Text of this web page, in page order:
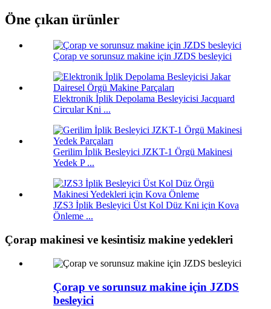
Öne çıkan ürünler
Çorap ve sorunsuz makine için JZDS besleyici
Elektronik İplik Depolama Besleyicisi Jacquard
Circular Kni ...
Gerilim İplik Besleyici JZKT-1 Örgü Makinesi
Yedek P ...
JZS3 İplik Besleyici Üst Kol Düz Kni için Kova
Önleme ...
Çorap makinesi ve kesintisiz makine yedekleri
Çorap ve sorunsuz makine için JZDS
besleyici